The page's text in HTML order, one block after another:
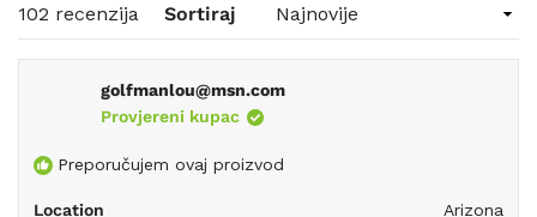
prozoru)
102 recenzija Sortiraj
golfmanlou@msn.com
Provjereni kupac
Preporučujem ovaj proizvod
Location Arizona
Učitavanje...